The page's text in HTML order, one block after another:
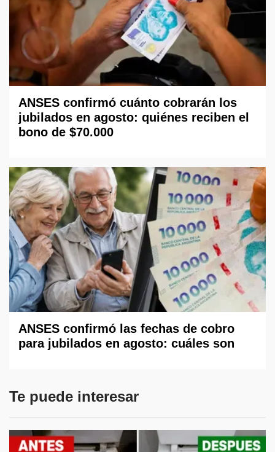
ANSES confirmó cuánto cobrarán los
jubilados en agosto: quiénes reciben el
bono de $70.000
ANSES confirmó las fechas de cobro
para jubilados en agosto: cuáles son
Te puede interesar